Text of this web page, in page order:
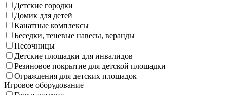
Детские городки
Домик для детей
Канатные комплексы
Беседки, теневые навесы, веранды
Песочницы
Детские площадки для инвалидов
Резиновое покрытие для детской площадки
Ограждения для детских площадок
Игровое оборудование